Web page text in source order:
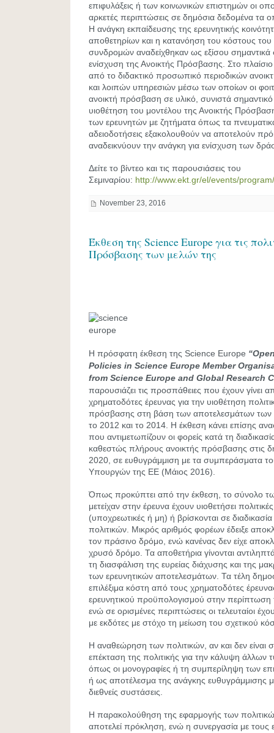
επιφυλάξεις ή των κοινωνικών επιστημών οι
αρκετές περιπτώσεις σε δημόσια δεδομένα τα
Η ανάγκη εκπαίδευσης της ερευνητικής
αποθετηρίων και η κατανόηση του κόστους του
συνδρομών αναδείχθηκαν ως εξίσου σημαντικά
ενίσχυση της Ανοικτής Πρόσβασης. Στο
από το διδακτικό προσωπικό περιοδικών
και λοιπών υπηρεσιών μέσω των οποίων οι
ανοικτή πρόσβαση σε υλικό, συνιστά σημαντικό
υιοθέτηση του μοντέλου της Ανοικτής
των ερευνητών με ζητήματα όπως τα
αδειοδοτήσεις εξακολουθούν να αποτελούν
αναδεικνύουν την ανάγκη για ενίσχυση των
Δείτε το βίντεο και τις παρουσιάσεις του
Σεμιναρίου: http://www.ekt.gr/el/events/
November 23, 2016
Έκθεση της Science Europe για τις
Πρόσβασης των μελών της
Η πρόσφατη έκθεση της Science Europe “
Policies in Science Europe Member
from Science Europe and Global Research
παρουσιάζει τις προσπάθειες που έχουν γίνει
χρηματοδότες έρευνας για την υιοθέτηση
πρόσβασης στη βάση των αποτελεσμάτων των
το 2012 και το 2014. Η έκθεση κάνει επίσης
που αντιμετωπίζουν οι φορείς κατά τη
καθεστώς πλήρους ανοικτής πρόσβασης στις
2020, σε ευθυγράμμιση με τα συμπεράσματα
Υπουργών της ΕΕ (Μάιος 2016).
Όπως προκύπτει από την έκθεση, το σύνολο
μετείχαν στην έρευνα έχουν υιοθετήσει
(υποχρεωτικές ή μη) ή βρίσκονται σε
πολιτικών. Μικρός αριθμός φορέων έδειξε
τον πράσινο δρόμο, ενώ κανένας δεν είχε
χρυσό δρόμο. Τα αποθετήρια γίνονται
τη διασφάλιση της ευρείας διάχυσης και της
των ερευνητικών αποτελεσμάτων. Τα τέλη
επιλέξιμα κόστη από τους χρηματοδότες
ερευνητικού προϋπολογισμού στην
ενώ σε ορισμένες περιπτώσεις οι τελευταίοι
με εκδότες με στόχο τη μείωση του σχετικού
Η αναθεώρηση των πολιτικών, αν και δεν είναι
επέκταση της πολιτικής για την κάλυψη
όπως οι μονογραφίες ή τη συμπερίληψη των
ή ως αποτέλεσμα της ανάγκης ευθυγράμμισης
διεθνείς συστάσεις.
Η παρακολούθηση της εφαρμογής των
αποτελεί πρόκληση, ενώ η συνεργασία με τους